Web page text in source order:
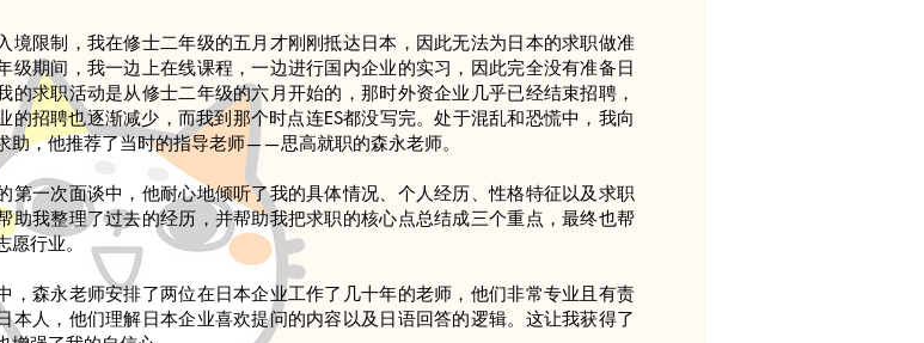
境限制，我在修士二年级的五月才刚刚抵达日本，因此无法为日本的求职做准
级期间，我一边上在线课程，一边进行国内企业的实习，因此完全没有准备日
的求职活动是从修士二年级的六月开始的，那时外资企业几乎已经结束招聘，
的招聘也逐渐减少，而我到那个时点连ES都没写完。处于混乱和恐慌中，我向
助，他推荐了当时的指导老师——思高就职的森永老师。
第一次面谈中，他耐心地倾听了我的具体情况、个人经历、性格特征以及求职
助我整理了过去的经历，并帮助我把求职的核心点总结成三个重点，最终也帮
愿行业。
，森永老师安排了两位在日本企业工作了几十年的老师，他们非常专业且有责
本人，他们理解日本企业喜欢提问的内容以及日语回答的逻辑。这让我获得了